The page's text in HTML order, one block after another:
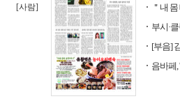
[사람]
＂내
부시·
[부음]
음바페